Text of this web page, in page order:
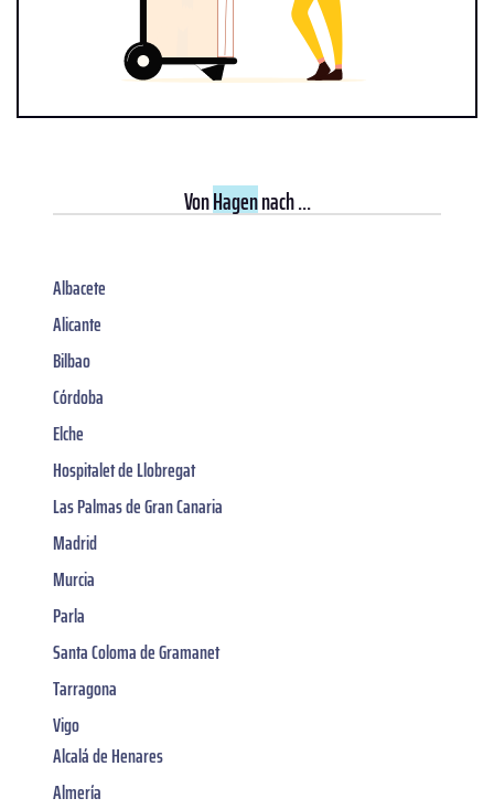
VonHagennach ...
Albacete
Alicante
Bilbao
Córdoba
Elche
Hospitalet de Llobregat
Las Palmas de Gran Canaria
Madrid
Murcia
Parla
Santa Coloma de Gramanet
Tarragona
Vigo
Alcalá de Henares
Almería